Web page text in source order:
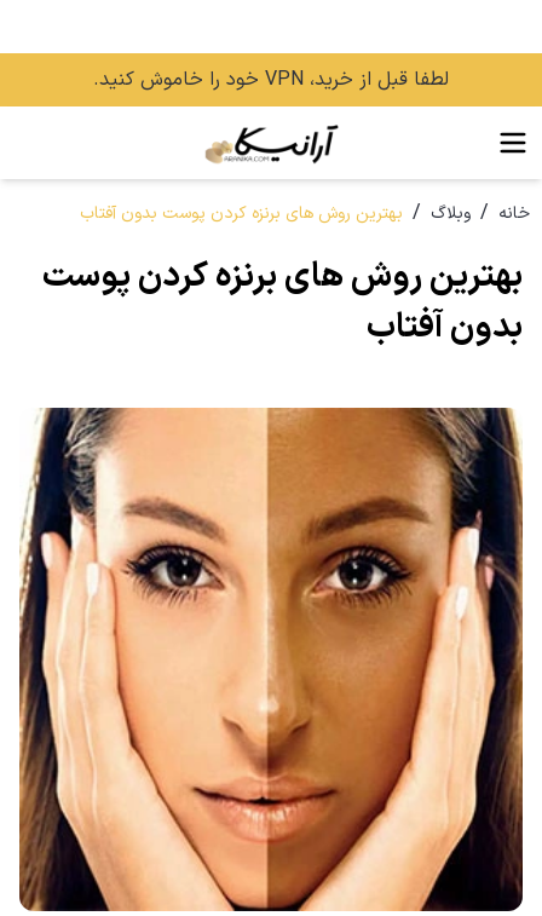
لطفا قبل از خرید، VPN خود را خاموش کنید.
خانه / وبلاگ / بهترین روش های برنزه کردن پوست بدون آفتاب
بهترین روش های برنزه کردن پوست
بدون آفتاب